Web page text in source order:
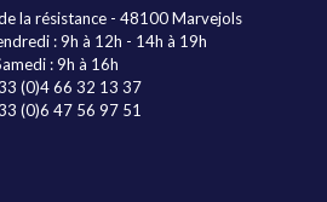
la résistance - 48100 Marvejols
: 9h à 12h - 14h à 19h
: 9h à 16h
(0)4 66 32 13 37
(0)6 47 56 97 51